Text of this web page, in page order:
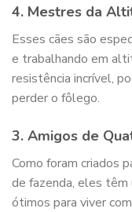
4. Mestres da
Esses cães são
e trabalhando em
resistência incrível,
perder o fôlego.
3. Amigos de
Como foram criados
de fazenda, eles
ótimos para viver